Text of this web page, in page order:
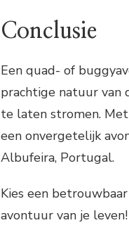
Conclusie
Een quad- of
prachtige natuur van
te laten stromen.
een onvergetelijk
Albufeira, Portugal.
Kies een
avontuur van je leven!